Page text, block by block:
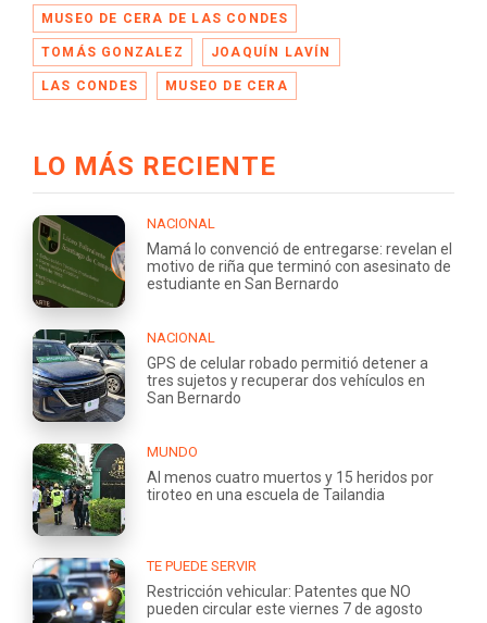
MUSEO DE CERA DE LAS CONDES
TOMÁS GONZALEZ JOAQUÍN LAVÍN
LAS CONDES MUSEO DE CERA
LO MÁS RECIENTE
NACIONAL
Mamá lo convenció de entregarse: revelan el
motivo de riña que terminó con asesinato de
estudiante en San Bernardo
NACIONAL
GPS de celular robado permitió detener a
tres sujetos y recuperar dos vehículos en
San Bernardo
MUNDO
Al menos cuatro muertos y 15 heridos por
tiroteo en una escuela de Tailandia
TE PUEDE SERVIR
Restricción vehicular: Patentes que NO
pueden circular este viernes 7 de agosto